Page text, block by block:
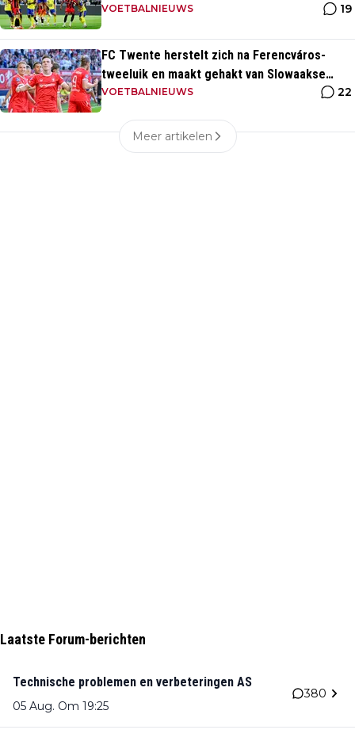
eigen huis
VOETBALNIEUWS 19
FC Twente herstelt zich na Ferencváros-
tweeluik en maakt gehakt van Slowaakse
opponent
VOETBALNIEUWS 22
Meer artikelen
Laatste Forum-berichten
Technische problemen en verbeteringen AS
05 Aug. Om 19:25
380